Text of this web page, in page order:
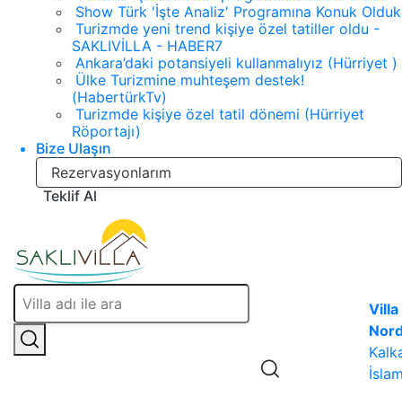
Show Türk 'İşte Analiz' Programına Konuk Olduk
Turizmde yeni trend kişiye özel tatiller oldu -
SAKLIVİLLA - HABER7
Ankara’daki potansiyeli kullanmalıyız (Hürriyet )
Ülke Turizmine muhteşem destek!
(HabertürkTv)
Turizmde kişiye özel tatil dönemi (Hürriyet
Röportajı)
Bize Ulaşın
Rezervasyonlarım
Teklif Al
Villa